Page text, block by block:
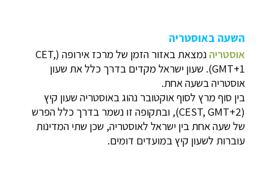
השעה באוסטריה
אוסטריה
נמצאת באזור הזמן של מרכז אירופה (CET,
GMT+1). שעון ישראל מקדים בדרך כלל את שעון
אוסטריה בשעה אחת.
בין סוף מרץ לסוף אוקטובר נהוג באוסטריה שעון קיץ
(CEST, GMT+2), ובתקופה זו נשמר בדרך כלל הפרש
של שעה אחת בין ישראל לאוסטריה, שכן שתי המדינות
עוברות לשעון קיץ במועדים דומים.